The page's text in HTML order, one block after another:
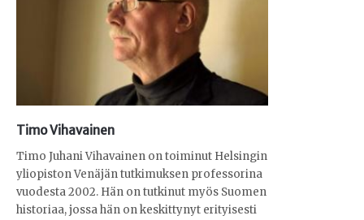
Timo Vihavainen
Timo Juhani Vihavainen on toiminut Helsingin
yliopiston Venäjän tutkimuksen professorina
vuodesta 2002. Hän on tutkinut myös Suomen
historiaa, jossa hän on keskittynyt erityisesti